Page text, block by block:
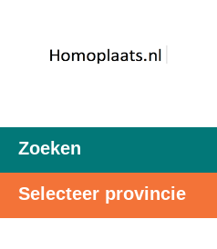
Zoeken
Selecteer provincie